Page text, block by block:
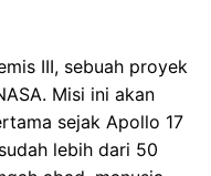
III, sebuah proyek
Misi ini akan
sejak Apollo 17
lebih dari 50